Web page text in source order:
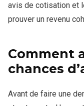
avis de cotisation et
prouver un revenu
Comment
chances
Avant de faire une